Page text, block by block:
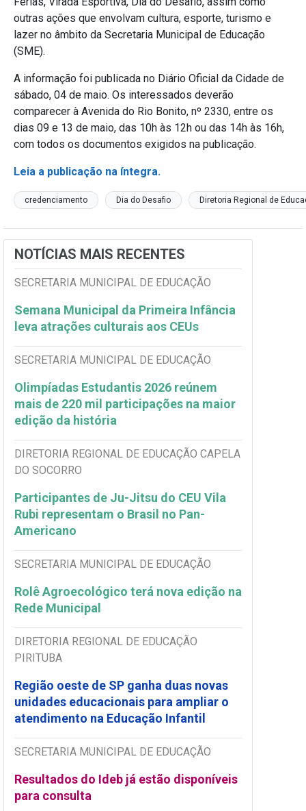
outras ações que envolvam cultura, esporte, turismo e
lazer no âmbito da Secretaria Municipal de Educação
(SME).
A informação foi publicada no Diário Oficial da Cidade de
sábado, 04 de maio. Os interessados deverão
comparecer à Avenida do Rio Bonito, nº 2330, entre os
dias 09 e 13 de maio, das 10h às 12h ou das 14h às 16h,
com todos os documentos exigidos na publicação.
Leia a publicação na íntegra.
credenciamento Dia do Desafio Diretoria Regional de
NOTÍCIAS MAIS RECENTES
SECRETARIA MUNICIPAL DE EDUCAÇÃO
Semana Municipal da Primeira Infância
leva atrações culturais aos CEUs
SECRETARIA MUNICIPAL DE EDUCAÇÃO
Olimpíadas Estudantis 2026 reúnem
mais de 220 mil participações na maior
edição da história
DIRETORIA REGIONAL DE EDUCAÇÃO CAPELA
DO SOCORRO
Participantes de Ju-Jitsu do CEU Vila
Rubi representam o Brasil no Pan-
Americano
SECRETARIA MUNICIPAL DE EDUCAÇÃO
Rolê Agroecológico terá nova edição na
Rede Municipal
DIRETORIA REGIONAL DE EDUCAÇÃO
PIRITUBA
Região oeste de SP ganha duas novas
unidades educacionais para ampliar o
atendimento na Educação Infantil
SECRETARIA MUNICIPAL DE EDUCAÇÃO
Resultados do Ideb já estão disponíveis
para consulta